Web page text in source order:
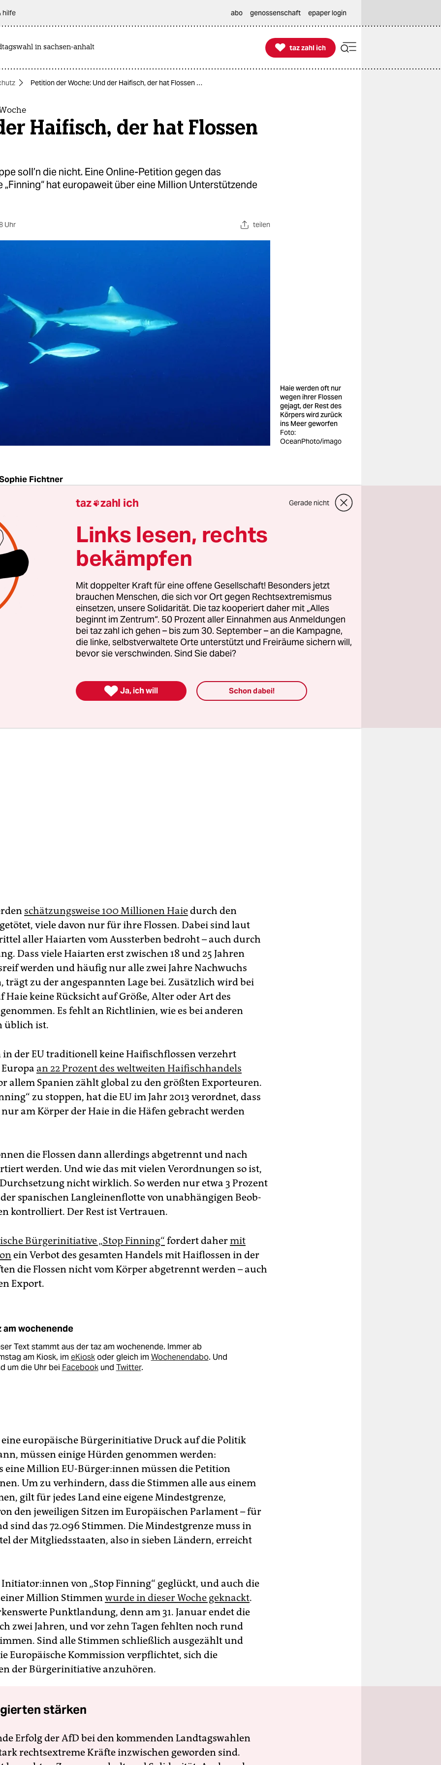
hilfe abo genossenschaft epaper login
in sachsen-anhalt 
taz zahl ich
taz zahl ich
Petition der Woche: Und der Haifisch, der hat Flossen …
Haifisch, der hat Flossen
soll’n die nicht. Eine Online-Petition gegen das
„Finning“ hat europaweit über eine Million Unterstützende
Uhr teilen
Haie werden oft nur
wegen ihrer Flossen
gejagt, der Rest des
Körpers wird zurück
ins Meer geworfen
Foto:
OceanPhoto/imago
Fichtner
zählen zu den teu­ersten Fischprodukten. Über 600 US-
ein Kilo des fischigen Knorpelgewebes kosten. Und dabei
besonderen Geschmack haben, weshalb die in Ost-
beliebte Haifischflossensuppe häufig mit
angereichert wird. Dennoch gilt sie dort als Delikatesse
– der Porsche unter den Suppen quasi.
Haifleisch weniger wert ist, werden die Haie oft nur
Beim „Finning“– von englisch „fin“ = Flosse
Hai alle Flossen abgetrennt, oft wird sein Körper dann
Wasser spülen. Sie sinken auf den
schätzungsweise 100 Millionen Haiedurch den
viele davon nur für ihre Flossen. Dabei sind laut
aller Haiarten vom Aussterben bedroht – auch durch
Dass viele Haiarten erst zwischen 18 und 25 Jahren
werden und häufig nur alle zwei Jahre Nachwuchs
trägt zu der angespannten Lage bei. Zusätzlich wird bei
Haie keine Rücksicht auf Größe, Alter oder Art des
Es fehlt an Richtlinien, wie es bei anderen
üblich ist.
in der EU traditionell keine Haifischflossen verzehrt
an 22 Prozent des weltweiten Haifischhandels
allem Spanien zählt global zu den größten Exporteuren.
zu stoppen, hat die EU im Jahr 2013 verordnet, dass
nur am Körper der Haie in die Häfen gebracht werden
die Flossen dann allerdings abgetrennt und nach
werden. Und wie das mit vielen Verordnungen so ist,
nicht wirklich. So werden nur etwa 3 Prozent
spanischen Langleinenflotte von unabhängigen Be­ob­
kontrolliert. Der Rest ist Vertrauen.
Bürgerinitiative „Stop Finning“ fordert dahermit
ein Verbot des gesamten Handels mit Haiflossen in der
die Flossen nicht vom Körper abgetrennt werden – auch
Export.
am wochenende
Text stammt aus der taz am wochenende. Immer ab
am Kiosk, im eKioskoder gleich im Wochenendabo. Und
um die Uhr bei Facebookund Twitter.
eine europäische Bürgerinitiative Druck auf die Politik
müssen einige Hürden genommen werden:
eine Million EU-Bürger:innen müssen die Petition
Um zu verhindern, dass die Stimmen alle aus einem
gilt für jedes Land eine eigene Mindestgrenze,
den jeweiligen Sitzen im Europäischen Parlament – für
sind das 72.096 Stimmen. Die Mindestgrenze muss in
der Mitgliedsstaaten, also in sieben Ländern, erreicht
In­itia­to­r:in­nen von „Stop Finning“ geglückt, und auch die
Million Stimmenwurde in dieser Woche geknackt.
Punktlandung, denn am 31. Januar endet die
zwei Jahren, und vor zehn Tagen fehlten noch rund
Sind alle Stimmen schließlich ausgezählt und
Europäische Kommission verpflichtet, sich die
der Bürgerinitiative anzuhören.
stärken
Erfolg der AfD bei den kommenden Landtagswahlen
rechtsextreme Kräfte inzwischen geworden sind.
taz zahl ich Gerade nicht
Links lesen, rechts
bekämpfen
Mit doppelter Kraft für eine offene Gesellschaft! Besonders jetzt
brauchen Menschen, die sich vor Ort gegen Rechtsextremismus
einsetzen, unsere Solidarität. Die taz kooperiert daher mit „Alles
beginnt im Zentrum“. 50 Prozent aller Einnahmen aus Anmeldungen
bei taz zahl ich gehen – bis zum 30. September – an die Kampagne,
die linke, selbstverwaltete Orte unterstützt und Freiräume sichern will,
bevor sie verschwinden. Sind Sie dabei?
 Ja, ich will Schon dabei!